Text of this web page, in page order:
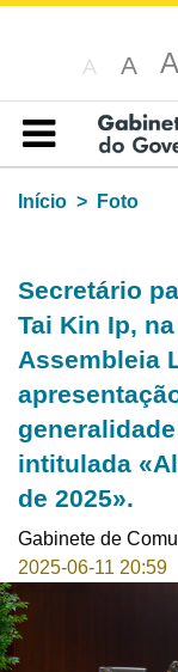
A A A
Índice
Início
Foto
Secretário
Tai Kin Ip,
Assembleia
intitulada
de 2025».
Gabinete de
2025-06-11 20:59